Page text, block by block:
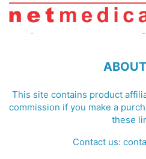
This site contains product
commission if you make a
these
Contact us: